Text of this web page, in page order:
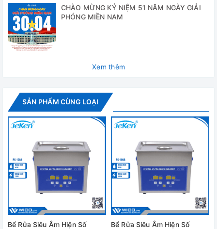
Trong công nghiệp: Bể rửa cho phép làm sạch các bộ phận
động cơ, kim phun, xi lanh khí, khuôn, cửa sổ mù, bảng
PCB, phần cứng, ốc vít và đai ốc, …
Cung cấp trọn bộ cao gồm:
- Nắp đậy bằng Inox
- Giỏ thép không gỉ
Thông số kỹ thuật
Model PS-06A
0.6 lít
Tần số siêu âm 40kHz
CHÀO MỪNG KỶ NIỆM 51 NĂM NGÀY GIẢI
PHÓNG MIỀN NAM
Xem thêm
SẢN PHẨM CÙNG LOẠI
Bể Rửa Siêu Âm Hiện Số
Bể Rửa Siêu Âm Hiện Số